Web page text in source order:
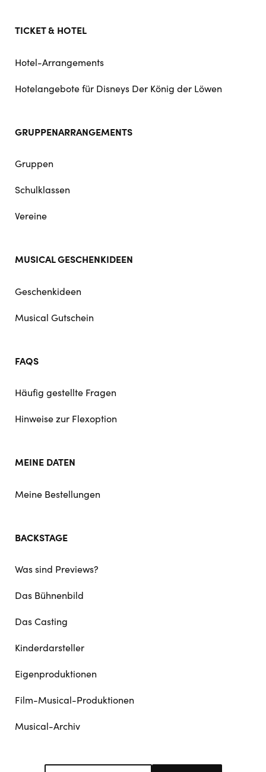
TICKET & HOTEL
Hotel-Arrangements
Hotelangebote für Disneys Der König der Löwen
GRUPPENARRANGEMENTS
Gruppen
Schulklassen
Vereine
MUSICAL GESCHENKIDEEN
Geschenkideen
Musical Gutschein
FAQS
Häufig gestellte Fragen
Hinweise zur Flexoption
MEINE DATEN
Meine Bestellungen
BACKSTAGE
Was sind Previews?
Das Bühnenbild
Das Casting
Kinderdarsteller
Eigenproduktionen
Film-Musical-Produktionen
Musical-Archiv